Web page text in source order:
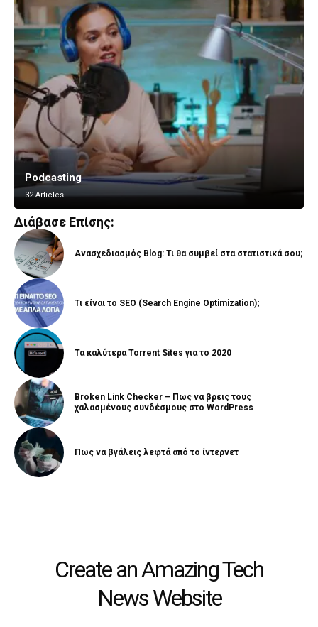
Podcasting
32 Articles
Vlogging
8 Articles
Διάβασε Επίσης:
Ανασχεδιασμός Blog: Τι θα συμβεί στα στατιστικά σου;
Τι είναι το SEO (Search Engine Optimization);
Τα καλύτερα Torrent Sites για το 2020
Broken Link Checker – Πως να βρεις τους
χαλασμένους συνδέσμους στο WordPress
Πως να βγάλεις λεφτά από το ίντερνετ
Create an Amazing Tech
News Website